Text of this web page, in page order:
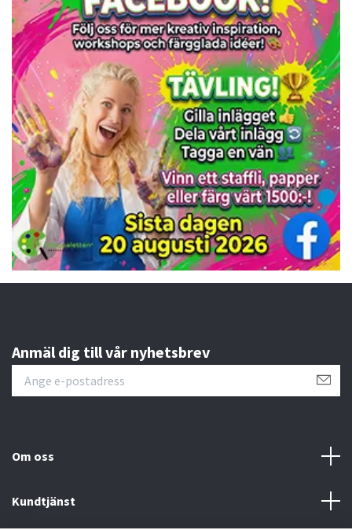
Anmäl dig till vår nyhetsbrev
Om oss
Kundtjänst